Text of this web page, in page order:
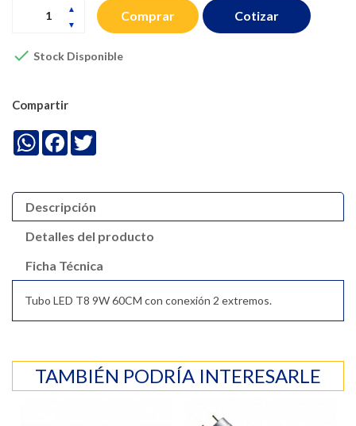
Comprar
 Stock Disponible
Cotizar
Compartir
WhatsApp
Facebook
Descripción
Detalles del producto
Ficha Técnica
Tubo LED T8 9W 60CM con conexión 2 extremos.
TAMBIÉN PODRÍA INTERESARLE